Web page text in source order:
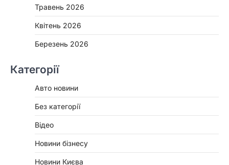
Травень 2026
Квітень 2026
Березень 2026
Категорії
Авто новини
Без категорії
Відео
Новини бізнесу
Новини Києва